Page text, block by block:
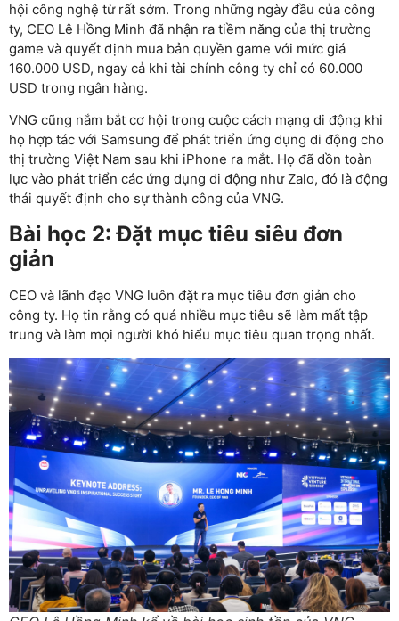
hội công nghệ từ rất sớm. Trong những ngày đầu của công
ty, CEO Lê Hồng Minh đã nhận ra tiềm năng của thị trường
game và quyết định mua bản quyền game với mức giá
160.000 USD, ngay cả khi tài chính công ty chỉ có 60.000
USD trong ngân hàng.
VNG cũng nắm bắt cơ hội trong cuộc cách mạng di động khi
họ hợp tác với Samsung để phát triển ứng dụng di động cho
thị trường Việt Nam sau khi iPhone ra mắt. Họ đã dồn toàn
lực vào phát triển các ứng dụng di động như Zalo, đó là động
thái quyết định cho sự thành công của VNG.
Bài học 2: Đặt mục tiêu siêu đơn
giản
CEO và lãnh đạo VNG luôn đặt ra mục tiêu đơn giản cho
công ty. Họ tin rằng có quá nhiều mục tiêu sẽ làm mất tập
trung và làm mọi người khó hiểu mục tiêu quan trọng nhất.